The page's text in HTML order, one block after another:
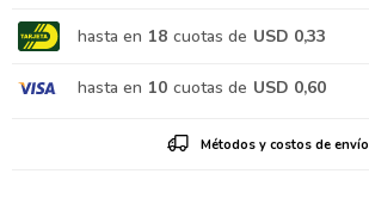
hasta en 18 cuotas de USD 0,33
hasta en 10 cuotas de USD 0,60
Métodos y costos de envío